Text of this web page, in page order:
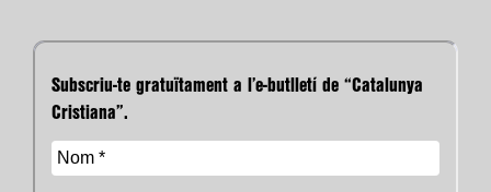
Subscriu-te gratuïtament a l’e-butlletí de “Catalunya
Cristiana”.